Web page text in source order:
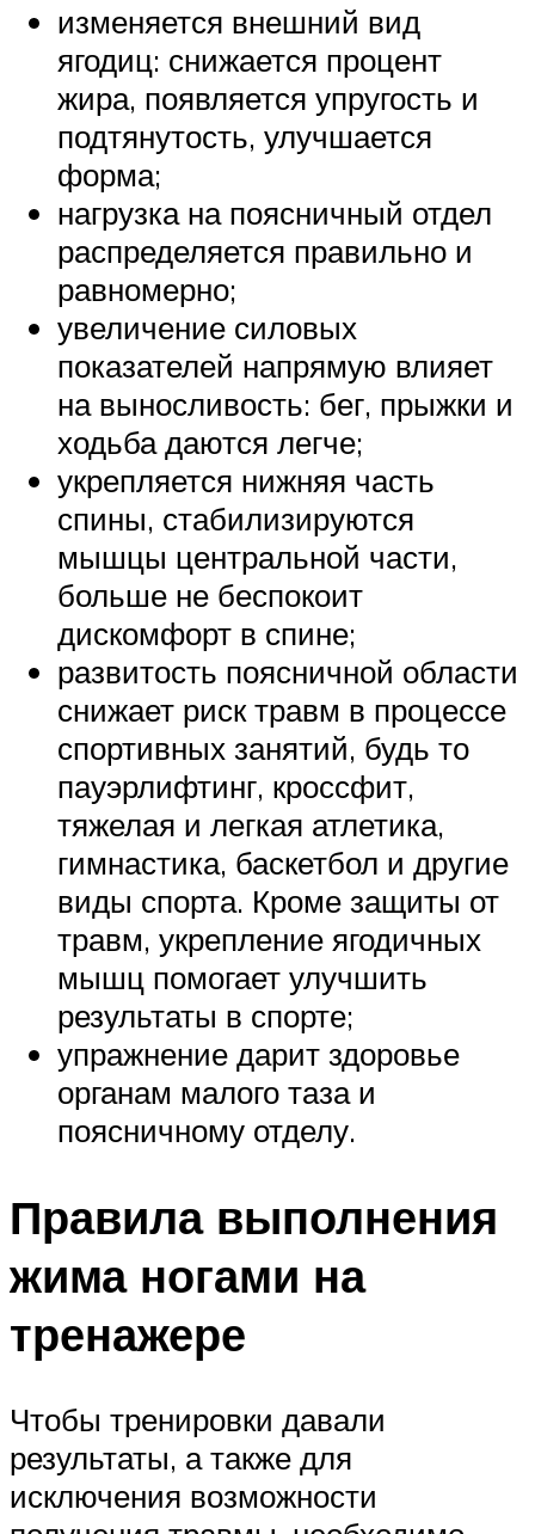
изменяется внешний вид
ягодиц: снижается процент
жира, появляется упругость и
подтянутость, улучшается
форма;
нагрузка на поясничный отдел
распределяется правильно и
равномерно;
увеличение силовых
показателей напрямую влияет
на выносливость: бег, прыжки и
ходьба даются легче;
укрепляется нижняя часть
спины, стабилизируются
мышцы центральной части,
больше не беспокоит
дискомфорт в спине;
развитость поясничной области
снижает риск травм в процессе
спортивных занятий, будь то
пауэрлифтинг, кроссфит,
тяжелая и легкая атлетика,
гимнастика, баскетбол и другие
виды спорта. Кроме защиты от
травм, укрепление ягодичных
мышц помогает улучшить
результаты в спорте;
упражнение дарит здоровье
органам малого таза и
поясничному отделу.
Правила выполнения
жима ногами на
тренажере
Чтобы тренировки давали
результаты, а также для
исключения возможности